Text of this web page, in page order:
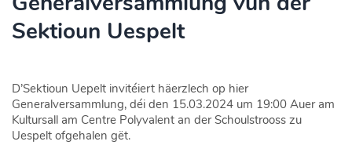
Sektioun Uespelt
D’Sektioun Uepelt invitéiert häerzlech op hier
Generalversammlung, déi den 15.03.2024 um 19:00 Auer am
Kultursall am Centre Polyvalent an der Schoulstrooss zu
Uespelt ofgehalen gët.